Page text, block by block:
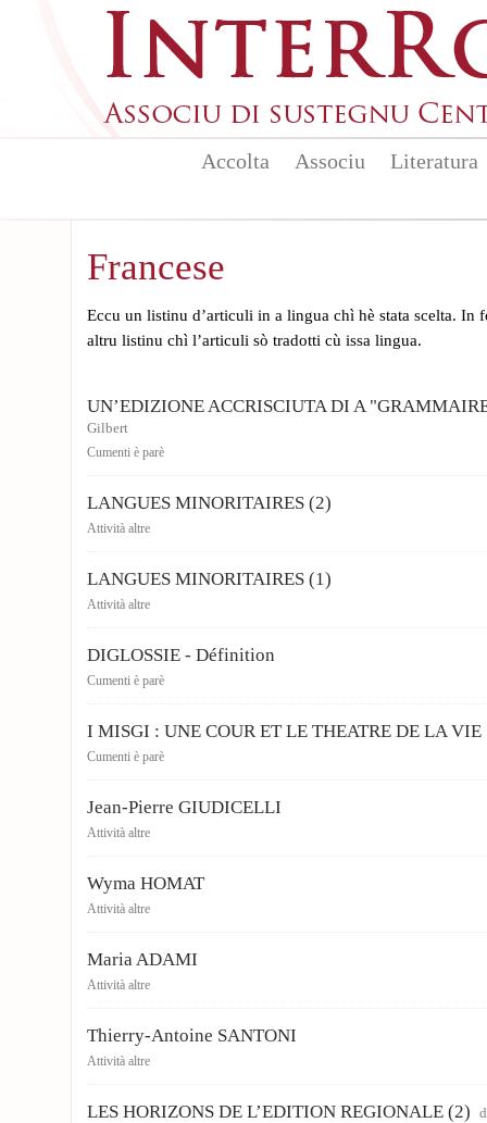
Accolta Associu Literatura
Francese
Eccu un listinu d’articuli in a lingua chì hè stata scelta. In
altru listinu chì l’articuli sò tradotti cù issa lingua.
UN’EDIZIONE ACCRISCIUTA DI A
Gilbert
Cumenti è parè
LANGUES MINORITAIRES (2)
Attività altre
LANGUES MINORITAIRES (1)
Attività altre
DIGLOSSIE - Définition
Cumenti è parè
I MISGI : UNE COUR ET LE THEATRE DE LA VIE
Cumenti è parè
Jean-Pierre GIUDICELLI
Attività altre
Wyma HOMAT
Attività altre
Maria ADAMI
Attività altre
Thierry-Antoine SANTONI
Attività altre
LES HORIZONS DE L’EDITION REGIONALE (2)